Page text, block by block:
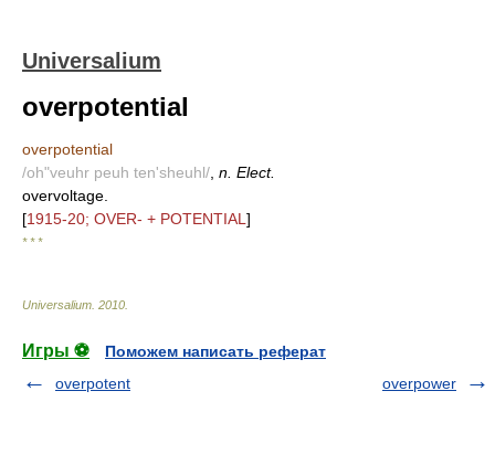
Universalium
overpotential
overpotential
/oh"veuhr peuh ten'sheuhl/ n. Elect.
overvoltage.
[1915-20; OVER- + POTENTIAL ]
* * *
Universalium 2010
Игры ⚽
Поможем написать реферат
overpotent
overpower